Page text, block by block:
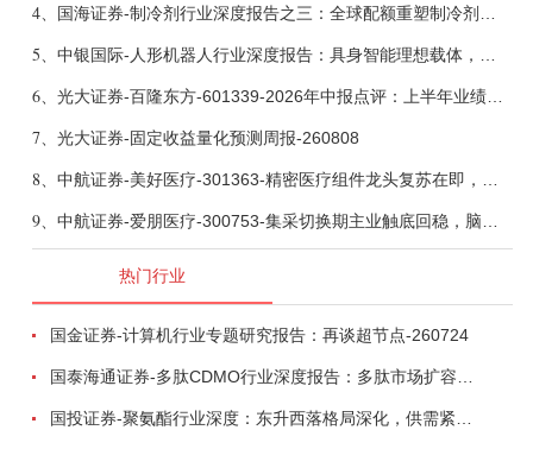
4、
5、
6、 光大证券-百隆东方-601339-2026年中报点评：上半年业绩表现高增，国内外产能均有亮眼表现-260807
7、 光大证券-固定收益量化预测周报-260808
8、
9、
热门行业
国金证券-计算机行业专题研究报告：再谈超节点-260724